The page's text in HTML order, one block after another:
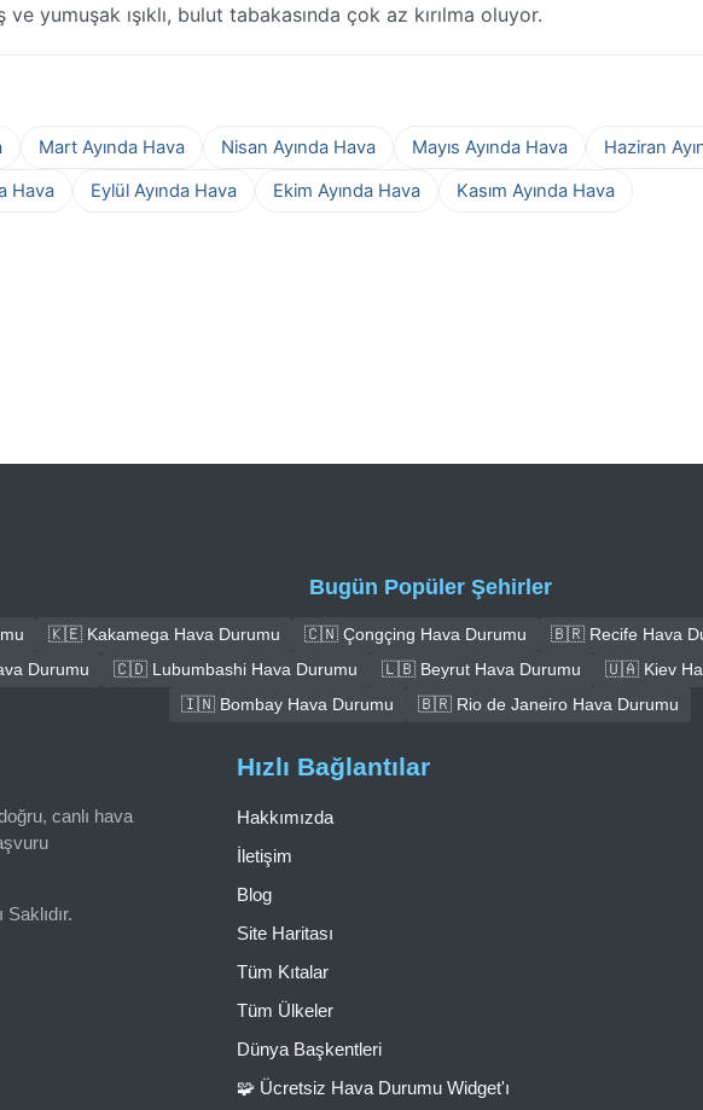
yumuşak ışıklı, bulut tabakasında çok az kırılma oluyor.
Mart Ayında Hava Nisan Ayında Hava Mayıs Ayında Hava
Haziran
Hava Eylül Ayında Hava Ekim Ayında Hava
Kasım Ayında Hava
Bugün Popüler Şehirler
🇰🇪 Kakamega Hava Durumu 🇨🇳 Çongçing Hava Durumu 🇧🇷 Recife Hava
Durumu
🇨🇩 Lubumbashi Hava Durumu 🇱🇧 Beyrut Hava Durumu 🇺🇦 Kiev
🇮🇳 Bombay Hava Durumu
🇧🇷 Rio de Janeiro Hava Durumu
canlı hava
Hızlı Bağlantılar
Hakkımızda
İletişim
Blog
Site Haritası
Tüm Kıtalar
Tüm Ülkeler
Dünya Başkentleri
🧩 Ücretsiz Hava Durumu Widget'ı